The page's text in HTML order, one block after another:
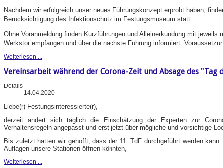
Nachdem wir erfolgreich unser neues Führungskonzept erprobt haben,
Berücksichtigung des Infektionschutz im Festungsmuseum statt.
Ohne Voranmeldung finden Kurzführungen und Alleinerkundung mit
Werkstor empfangen und über die nächste Führung informiert.
Weiterlesen ...
Vereinsarbeit während der Corona-Zeit und Absage des "Tag
Details
14.04.2020
Liebe(r) Festungsinteressierte(r),
derzeit ändert sich täglich die Einschätzung der Experten zur
Verhaltensregeln angepasst und erst jetzt über mögliche und vorsichtige
Bis zuletzt hatten wir gehofft, dass der 11. TdF durchgeführt werden
Auflagen unsere Stationen öffnen könnten,
Weiterlesen ...